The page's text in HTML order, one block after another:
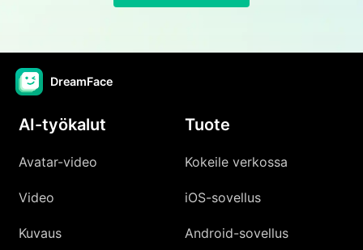
DreamFace
AI-työkalut
Avatar-video
Video
Kuvaus
Tuote
Kokeile verkossa
iOS-sovellus
Android-sovellus